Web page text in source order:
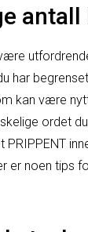
har
kan være
ordet
er noen tips